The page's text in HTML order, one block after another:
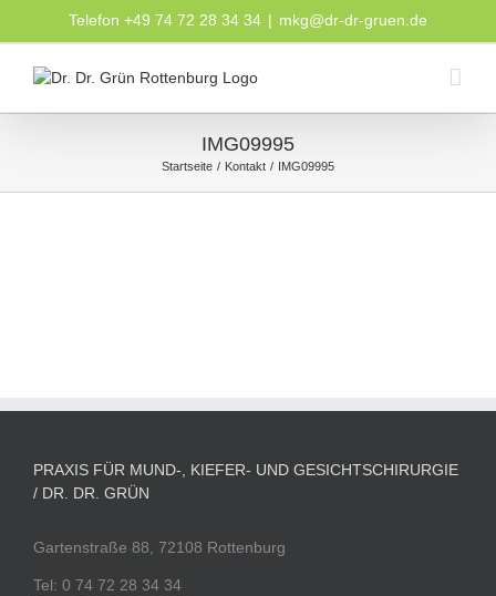
Telefon +49 74 72 28 34 34 | mkg@dr-dr-gruen.de
IMG09995
Startseite Kontakt IMG09995
PRAXIS FÜR MUND-, KIEFER- UND GESICHTSCHIRURGIE
/ DR. DR. GRÜN
Gartenstraße 88, 72108 Rottenburg
Tel: 0 74 72 28 34 34